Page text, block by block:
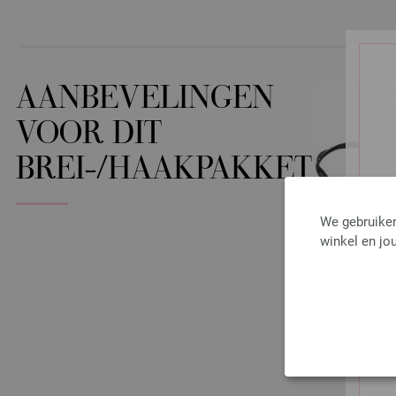
We
winkel en
AANBEVELINGEN
VOOR DIT
BREI-/HAAKPAKKET